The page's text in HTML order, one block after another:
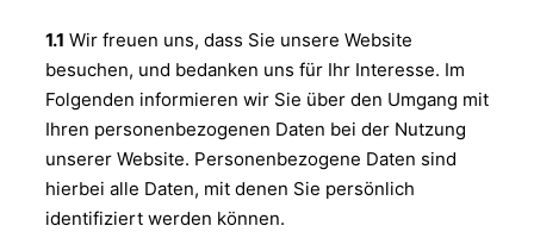
1.1 Wir freuen uns, dass Sie unsere Website
besuchen, und bedanken uns für Ihr Interesse. Im
Folgenden informieren wir Sie über den Umgang mit
Ihren personenbezogenen Daten bei der Nutzung
unserer Website. Personenbezogene Daten sind
hierbei alle Daten, mit denen Sie persönlich
identifiziert werden können.